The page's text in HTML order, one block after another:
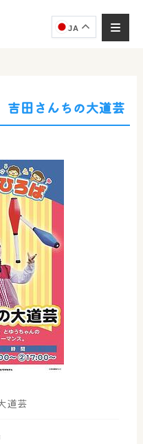
JA
田さんちの大道芸
道芸
ルジュです。